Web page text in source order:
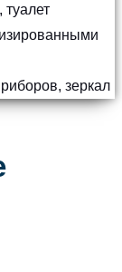
зеркал